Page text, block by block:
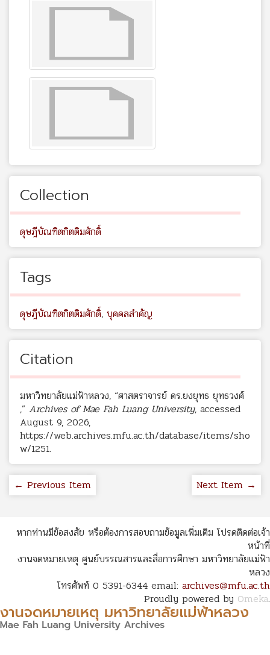
Collection
ดุษฎีบัณฑิตกิตติมศักดิ์
Tags
ดุษฎีบัณฑิตกิตติมศักดิ์, บุคคลสำคัญ
Citation
มหาวิทยาลัยแม่ฟ้าหลวง, “ศาสตราจารย์ ดร.ยงยุทธ ยุทธวงศ์
,” Archives of Mae Fah Luang University, accessed
August 9, 2026,
https://web.archives.mfu.ac.th/database/items/sho
w/1251.
← Previous Item Next Item →
หากท่านมีข้อสงสัย หรือต้องการสอบถามข้อมูลเพิ่มเติม โปรดติดต่อเจ้า
หน้าที่
งานจดหมายเหตุ ศูนย์บรรณสารและสื่อการศึกษา มหาวิทยาลัยแม่ฟ้า
หลวง
โทรศัพท์ 0 5391-6344 email: archives@mfu.ac.th
Proudly powered by Omeka.